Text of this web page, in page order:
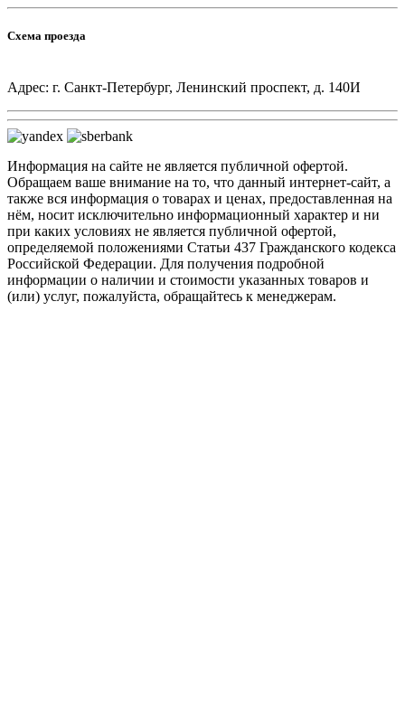
Схема проезда
Адрес: г. Санкт-Петербург, Ленинский проспект, д. 140И
Информация на сайте не является публичной офертой.
Обращаем ваше внимание на то, что данный интернет-сайт, а
также вся информация о товарах и ценах, предоставленная на
нём, носит исключительно информационный характер и ни
при каких условиях не является публичной офертой,
определяемой положениями Статьи 437 Гражданского кодекса
Российской Федерации. Для получения подробной
информации о наличии и стоимости указанных товаров и
(или) услуг, пожалуйста, обращайтесь к менеджерам.